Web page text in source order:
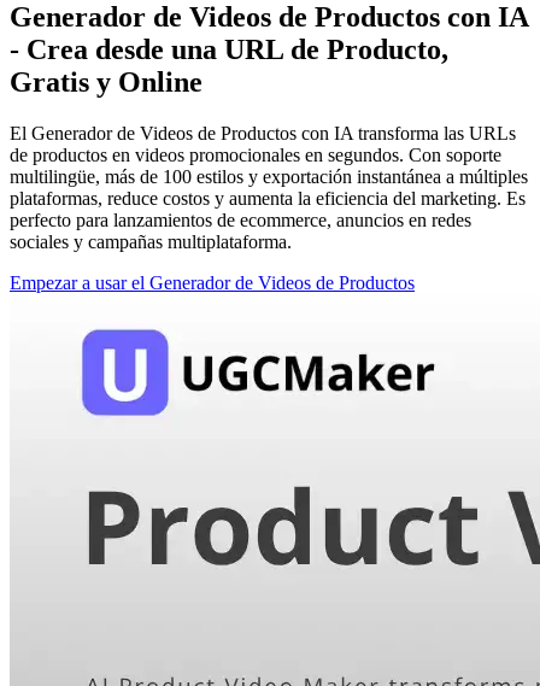
Generador de Videos de Productos con IA
- Crea desde una URL de Producto,
Gratis y Online
El Generador de Videos de Productos con IA transforma las URLs
de productos en videos promocionales en segundos. Con soporte
multilingüe, más de 100 estilos y exportación instantánea a múltiples
plataformas, reduce costos y aumenta la eficiencia del marketing. Es
perfecto para lanzamientos de ecommerce, anuncios en redes
sociales y campañas multiplataforma.
Empezar a usar el Generador de Videos de Productos